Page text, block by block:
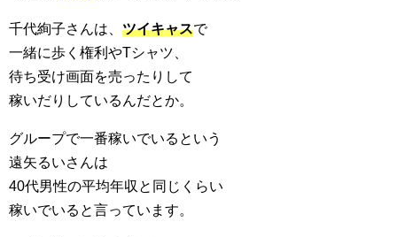
千代絢子さんは、 ツイキャスで
一緒に歩く権利やTシャツ、
待ち受け画面を売ったりして
稼いだりしているんだとか。
グループで一番稼いでいるという
遠矢るいさんは
40代男性の平均年収と同じくらい
稼いでいると言っています。